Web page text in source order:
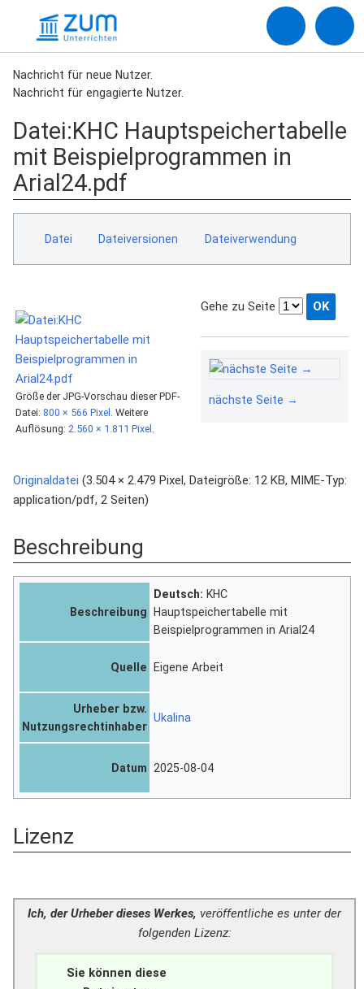
Nachricht für neue Nutzer.
Nachricht für engagierte Nutzer.
Datei:KHC Hauptspeichertabelle
mit Beispielprogrammen in
Arial24.pdf
Datei Dateiversionen Dateiverwendung
Größe der JPG-Vorschau dieser PDF-
Datei: 800 × 566 Pixel . Weitere
Auflösung: 2.560 × 1.811 Pixel .
Gehe zu Seite
nächste Seite →
Originaldatei (3.504 × 2.479 Pixel, Dateigröße: 12 KB, MIME-Typ:
application/pdf, 2 Seiten)
Beschreibung
Beschreibung
Deutsch: KHC
Hauptspeichertabelle mit
Beispielprogrammen in Arial24
Quelle Eigene Arbeit
Urheber bzw.
Nutzungsrechtinhaber
Ukalina
Datum 2025-08-04
Lizenz
Ich, der Urheber dieses Werkes, veröffentliche es unter der
folgenden Lizenz:
Sie können diese